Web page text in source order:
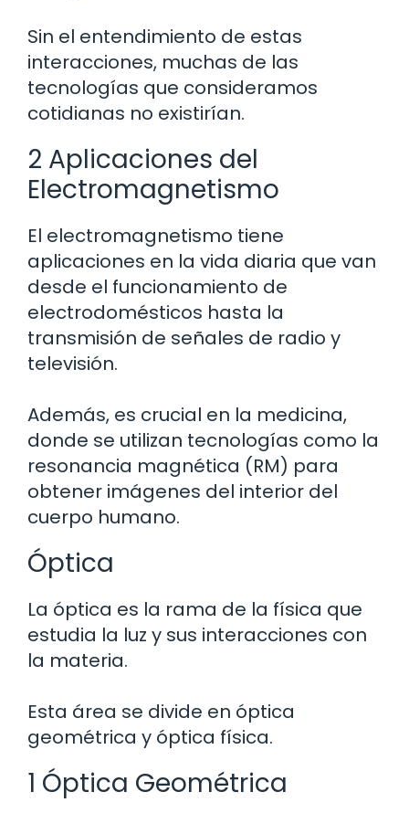
Sin el entendimiento de estas
interacciones, muchas de las
tecnologías que consideramos
cotidianas no existirían.
2 Aplicaciones del
Electromagnetismo
El electromagnetismo tiene
aplicaciones en la vida diaria que van
desde el funcionamiento de
electrodomésticos hasta la
transmisión de señales de radio y
televisión.
Además, es crucial en la medicina,
donde se utilizan tecnologías como la
resonancia magnética (RM) para
obtener imágenes del interior del
cuerpo humano.
Óptica
La óptica es la rama de la física que
estudia la luz y sus interacciones con
la materia.
Esta área se divide en óptica
geométrica y óptica física.
1 Óptica Geométrica